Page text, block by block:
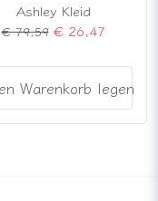
Ashley Kleid
€ 79,59 € 26,47
Warenkorb legen